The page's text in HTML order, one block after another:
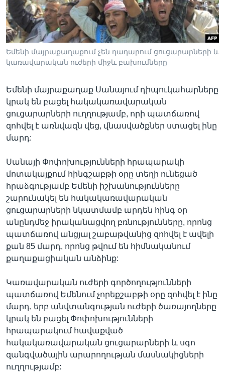
Լեզուներ
Եմենի մայրաքաղաքում չեն դադարում ցուցարարների և
կառավարական ուժերի միջև բախումները
Եմենի մայրաքաղաք Սանայում դիպուկահարները
կրակ են բացել հակակառավարական
ցուցարարների ուղղությամբ, որի պատճառով
զոհվել է առնվազն վեց, վնասվածքներ ստացել ինը
մարդ:
Սանայի Փոփոխությունների հրապարակի
մոտակայքում հինգշաբթի օրը տեղի ունեցած
հրաձգությամբ Եմենի իշխանությունները
շարունակել են հակակառավարական
ցուցարարների նկատմամբ արդեն հինգ օր
անընդմեջ իրականացվող բռնությունները, որոնց
պատճառով անցյալ շաբաթվանից զոհվել է ավելի
քան 85 մարդ, որոնց թվում են հիմնականում
քաղաքացիական անձինք:
Կառավարական ուժերի գործողությունների
պատճառով Եմենում չորեքշաբթի օրը զոհվել է ինը
մարդ, երբ անվտանգության ուժերի ծառայողները
կրակ են բացել Փոփոխությունների
հրապարակում հավաքված
հակակառավարական ցուցարարների և սգո
զանգվածային արարողության մասնակիցների
ուղղությամբ: